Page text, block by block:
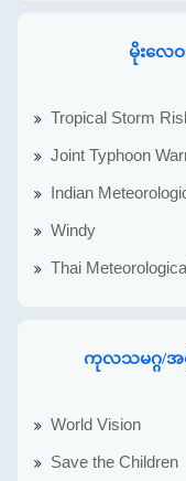
မိုးလေဝ
Tropical Storm
Joint Typhoon
Indian
Windy
Thai
ကုလသမဂ္ဂ/အ
World Vision
Save the Children